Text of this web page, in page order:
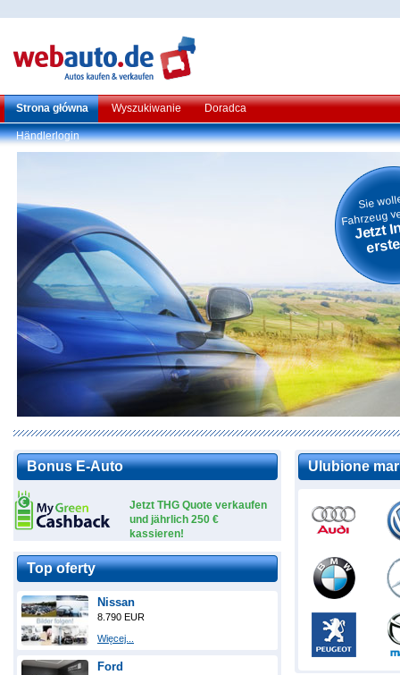
Strona główna Wyszukiwanie Doradca
Händlerlogin
Sie
Fahrzeug
Jetzt
Bonus E-Auto
Jetzt THG Quote verkaufen
und jährlich 250 €
kassieren!
Top oferty
Nissan
8.790 EUR
Więcej...
Ford
Ulubione